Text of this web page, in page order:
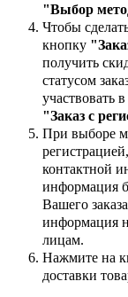
"Выбор
Чтобы
кнопку
получить
статусом
участвовать
"Заказ с
При выборе
контактной
информация
Вашего
информация
лицам.
Нажмите на
доставки